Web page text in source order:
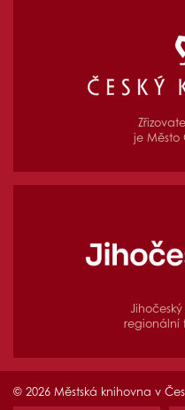
je Město
regionální
© 2026 Městská knihovna v